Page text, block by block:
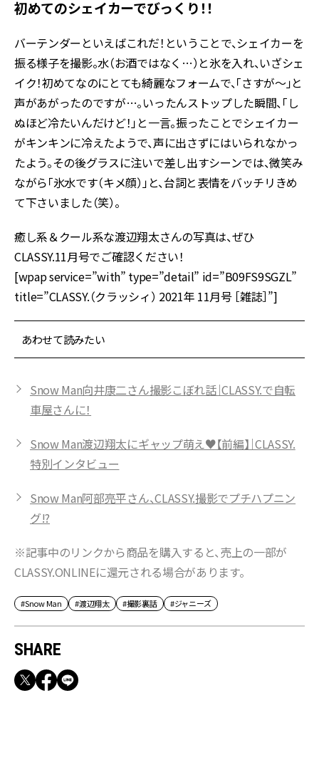
初めてのシェイカーでびっくり！！
バーテンダーといえばこれだ！ということで、シェイカーを
振る様子を撮影。水（お酒ではなく…）と氷を入れ、いざシェ
イク！初めてなのにとても綺麗なフォームで、「さすが～」と
声があがったのですが…。いったんストップした瞬間、「し
ぬほど冷たいんだけど！」と一言。振ったことでシェイカー
がキンキンに冷えたようで、声に出さずにはいられなかっ
たよう。その後グラスに注いで差し出すシーンでは、微笑み
ながら「氷水です（キメ顔）」と、台詞と表情をバッチリきめ
て下さいました（笑）。
癒し系＆クール系な渡辺翔太さんの写真は、ぜひ
CLASSY.11月号でご確認ください！
[wpap service=”with” type=”detail” id=”B09FS9SGZL”
title=”CLASSY.（クラッシィ） 2021年 11月号 ［雑誌］”]
あわせて読みたい
Snow Man向井康二さん撮影こぼれ話｜CLASSY.で自転
車屋さんに！
Snow Man渡辺翔太にギャップ萌え♥【前編】｜CLASSY.
特別インタビュー
Snow Man阿部亮平さん、CLASSY.撮影でプチハプニン
グ!?
※記事中のリンクから商品を購入すると、売上の一部が
CLASSY.ONLINEに還元される場合があります。
#Snow Man #渡辺翔太 #撮影裏話 #ジャニーズ
SHARE